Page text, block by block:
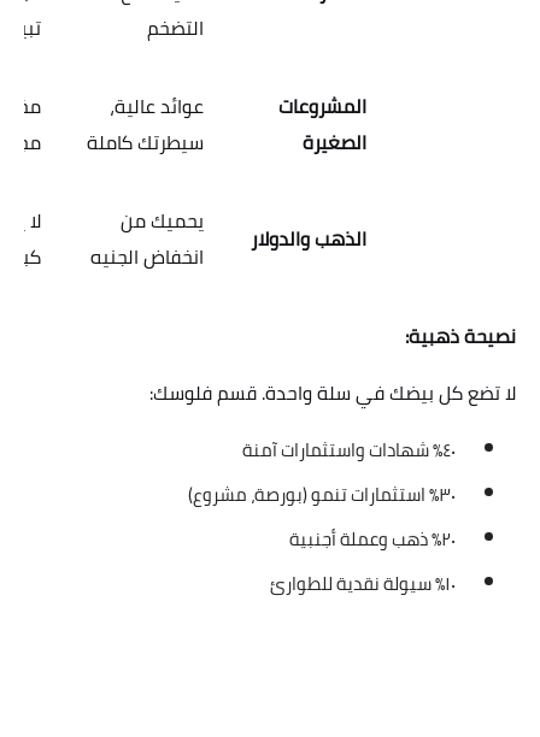
التضخم
المشروعات
الصغيرة
عوائد عالية،
سيطرتك كاملة
الذهب والدولار
يحميك من
انخفاض الجنيه
لا
كبيراً
نصيحة ذهبية:
لا تضع كل بيضك في سلة واحدة. قسم فلوسك:
٤٠٪ شهادات واستثمارات آمنة
٣٠٪ استثمارات تنمو (بورصة، مشروع)
٢٠٪ ذهب وعملة أجنبية
١٠٪ سيولة نقدية للطوارئ